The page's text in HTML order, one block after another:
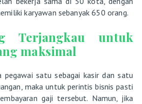
karyawan sebanyak 650 orang.
Terjangkau untuk
maksimal
pegawai satu sebagai kasir dan satu
maka untuk perintis bisnis pasti
gaji tersebut. Namun, jika